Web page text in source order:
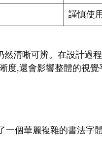
謹慎使用
清晰可辨。在設計過
度,還會影響整體的視
個華麗複雜的書法字